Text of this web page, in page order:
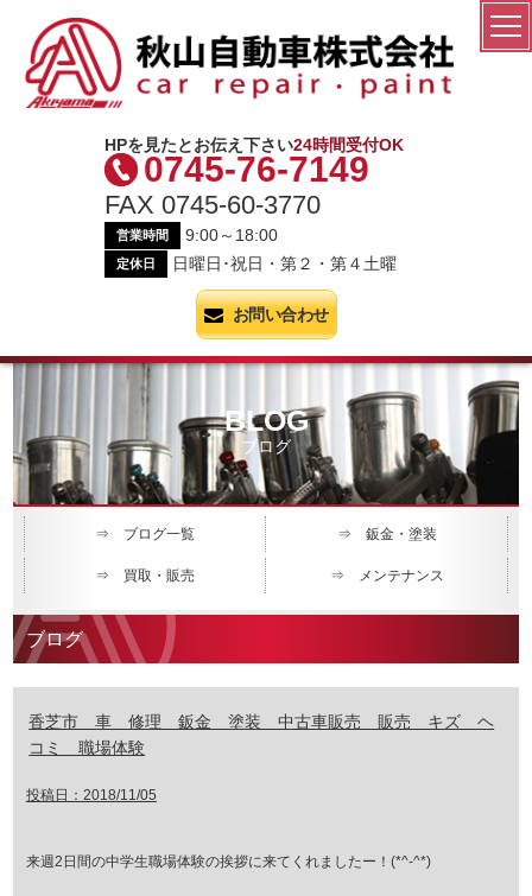
秋山自動車株式会社
HPを見たとお伝え下さい24時間受付OK
0745-76-7149
FAX 0745-60-3770
営業時間 9:00～18:00
定休日 日曜日･祝日・第２・第４土曜
お問い合わせ
BLOG
ブログ
⇒ ブログ一覧 ⇒ 鈑金・塗装
⇒ 買取・販売 ⇒ メンテナンス
ブログ
香芝市 車 修理 鈑金 塗装 中古車販売 販売 キズ ヘ
コミ 職場体験
投稿日：2018/11/05
来週2日間の中学生職場体験の挨拶に来てくれましたー！(*^-^*)